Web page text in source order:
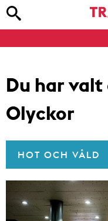
Du har
Olyckor
HOT OCH VÅLD